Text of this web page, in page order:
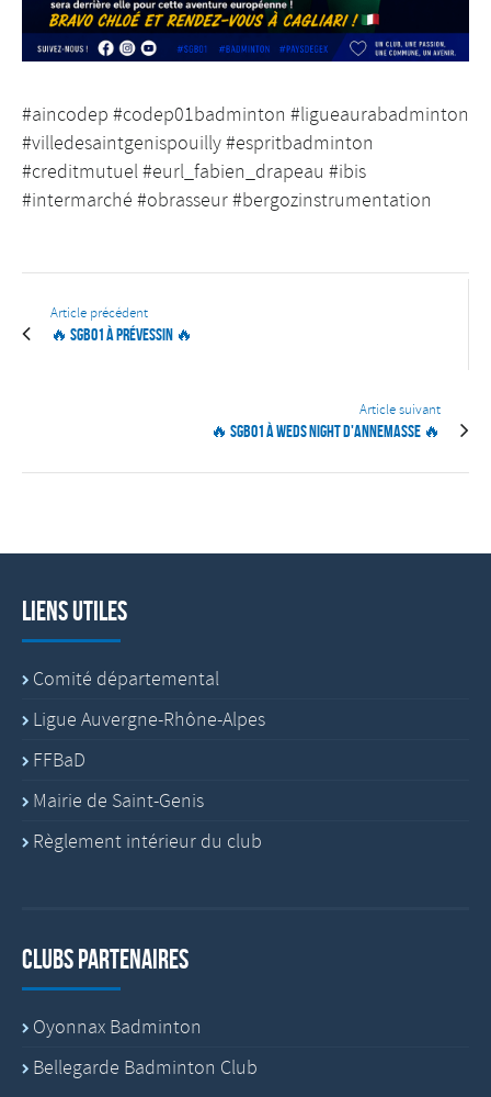
#aincodep #codep01badminton #ligueaurabadminton
#villedesaintgenispouilly #espritbadminton
#creditmutuel #eurl_fabien_drapeau #ibis
#intermarché #obrasseur #bergozinstrumentation
Article précédent
🔥 SGB01 à Prévessin 🔥
Article suivant
🔥 SGB01 à Weds Night d'Annemasse 🔥
Liens utiles
Comité départemental
Ligue Auvergne-Rhône-Alpes
FFBaD
Mairie de Saint-Genis
Règlement intérieur du club
Clubs partenaires
Oyonnax Badminton
Bellegarde Badminton Club